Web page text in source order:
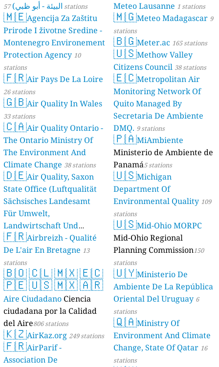
البيئة - أبو ظبي) 57 stations
🇲🇪Agencija Za Zaštitu
Prirode I životne Sredine -
Montenegro Environement
Protection Agency 10
stations
🇫🇷Air Pays De La Loire
26 stations
🇬🇧Air Quality In Wales
33 stations
🇨🇦Air Quality Ontario -
The Ontario Ministry Of
The Environment And
Climate Change 38 stations
🇩🇪Air Quality, Saxon
State Office (Luftqualität
Sächsisches Landesamt
Für Umwelt,
Landwirtschaft Und
Geologie) 50 stations
🇫🇷Airbreizh - Qualité
De L'air En Bretagne 13
stations
🇧🇴🇨🇱🇲🇽🇪🇨
🇵🇪🇺🇸🇲🇽🇦🇷
Aire Ciudadano Ciencia
ciudadana por la Calidad
del Aire806 stations
🇰🇿AirKaz.org 249 stations
🇫🇷AirParif -
Association De
Meteo Lausanne 1 stations
🇲🇬Meteo Madagascar 9
stations
🇧🇬Meter.ac 165 stations
🇺🇸Methow Valley
Citizens Council 38 stations
🇪🇨Metropolitan Air
Monitoring Network Of
Quito Managed By
Secretaria De Ambiente
DMQ. 9 stations
🇵🇦MiAmbiente
Ministerio de Ambiente de
Panamá5 stations
🇺🇸Michigan
Department Of
Environmental Quality 109
stations
🇺🇸Mid-Ohio MORPC
Mid-Ohio Regional
Planning Commission150
stations
🇺🇾Ministerio De
Ambiente De La República
Oriental Del Uruguay 6
stations
🇶🇦Ministry Of
Environment And Climate
Change, State Of Qatar 16
stations